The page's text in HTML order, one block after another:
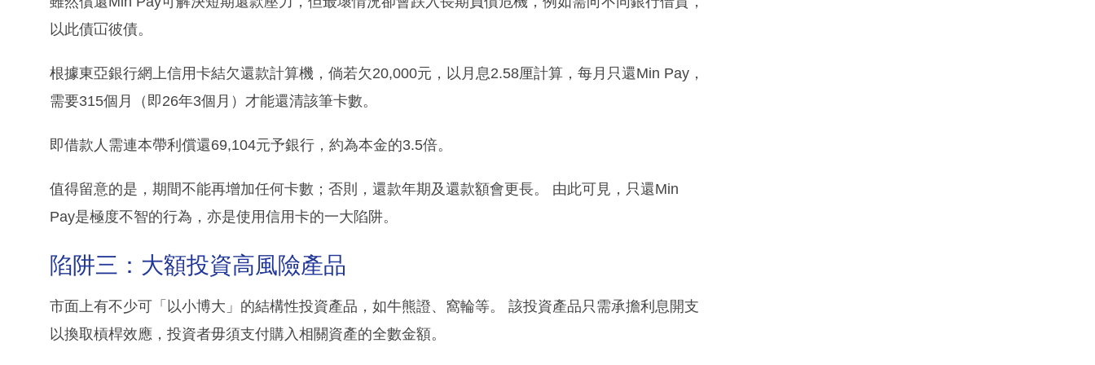
以此債冚彼債。
根據東亞銀行網上信用卡結欠還款計算機，倘若欠20,000元，以月息2.58厘計算，每月只還Min Pay，
需要315個月（即26年3個月）才能還清該筆卡數。
即借款人需連本帶利償還69,104元予銀行，約為本金的3.5倍。
值得留意的是，期間不能再增加任何卡數；否則，還款年期及還款額會更長。 由此可見，只還Min
Pay是極度不智的行為，亦是使用信用卡的一大陷阱。
陷阱三：大額投資高風險產品
市面上有不少可「以小博大」的結構性投資產品，如牛熊證、窩輪等。 該投資產品只需承擔利息開支
以換取槓桿效應，投資者毋須支付購入相關資產的全數金額。